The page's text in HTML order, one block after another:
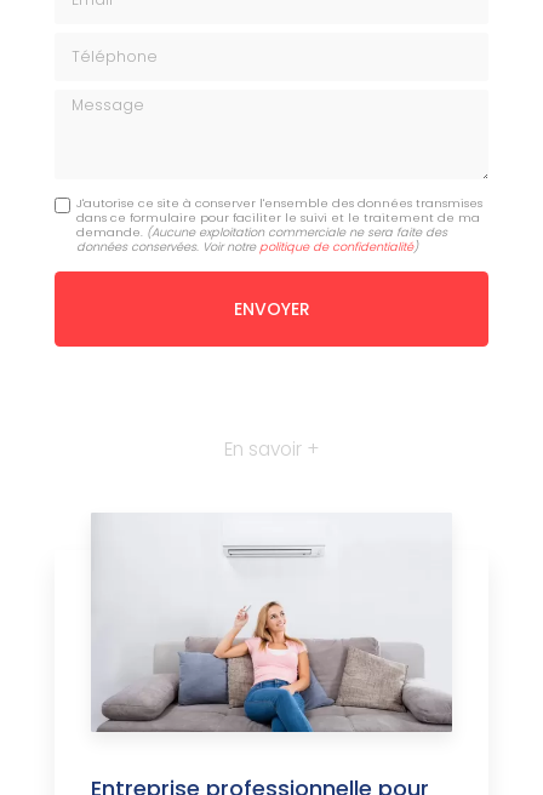
Message
J'autorise ce site à conserver l'ensemble des données transmises
dans ce formulaire pour faciliter le suivi et le traitement de ma
demande. (Aucune exploitation commerciale ne sera faite des
données conservées. Voir notre politique de confidentialité)
En savoir +
Entreprise professionnelle pour